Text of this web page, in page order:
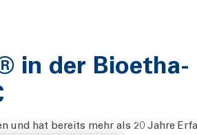
in der Bioetha-
und hat bereits mehr als 20 Jahre